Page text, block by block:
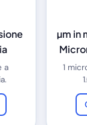
a
µm in
1